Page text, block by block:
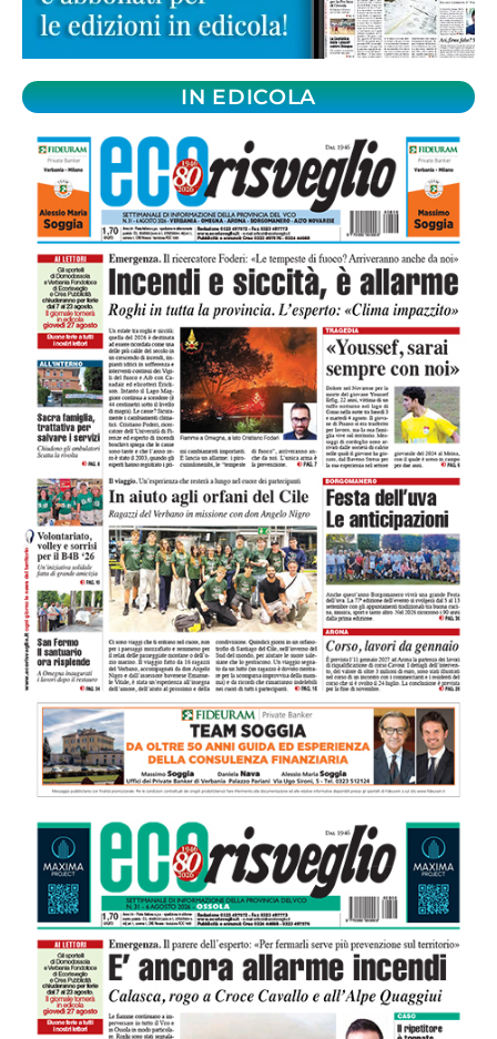
IN EDICOLA